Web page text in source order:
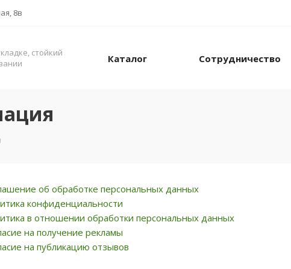
8в
стойкий
Каталог Сотрудничество
об обработке персональных данных
конфиденциальности
в отношении обработки персональных данных
на получение рекламы
на публикацию отзывов